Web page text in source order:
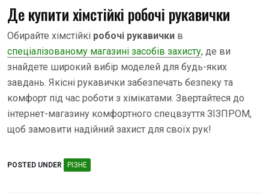
Де купити хімстійкі робочі рукавички
Обирайте хімстійкі робочі рукавички в
спеціалізованому магазині засобів захисту, де ви
знайдете широкий вибір моделей для будь-яких
завдань. Якісні рукавички забезпечать безпеку та
комфорт під час роботи з хімікатами. Звертайтеся до
інтернет-магазину комфортного спецвзуття ЗІЗПРОМ,
щоб замовити надійний захист для своїх рук!
POSTED UNDER РІЗНЕ